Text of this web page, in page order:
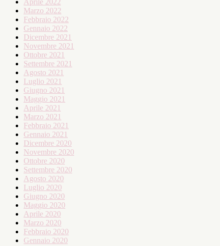
Marzo 2022
Febbraio 2022
Gennaio 2022
Dicembre 2021
Novembre 2021
Ottobre 2021
Settembre 2021
Agosto 2021
Luglio 2021
Giugno 2021
Maggio 2021
Aprile 2021
Marzo 2021
Febbraio 2021
Gennaio 2021
Dicembre 2020
Novembre 2020
Ottobre 2020
Settembre 2020
Agosto 2020
Luglio 2020
Giugno 2020
Maggio 2020
Aprile 2020
Marzo 2020
Febbraio 2020
Gennaio 2020